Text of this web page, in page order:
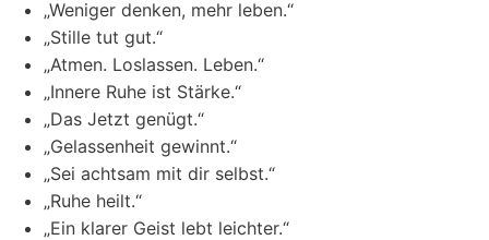
„Weniger denken, mehr leben.“
„Stille tut gut.“
„Atmen. Loslassen. Leben.“
„Innere Ruhe ist Stärke.“
„Das Jetzt genügt.“
„Gelassenheit gewinnt.“
„Sei achtsam mit dir selbst.“
„Ruhe heilt.“
„Ein klarer Geist lebt leichter.“